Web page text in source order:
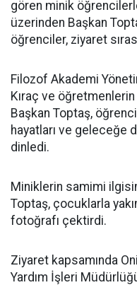
gören minik
üzerinden Başkan
öğrenciler, ziyaret
Filozof Akademi
Kıraç ve
Başkan Toptaş,
hayatları ve geleceğe
dinledi.
Miniklerin samimi
Toptaş, çocuklarla
fotoğrafı çektirdi.
Ziyaret kapsamında
Yardım İşleri